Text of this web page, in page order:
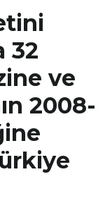
32
ve
2008-